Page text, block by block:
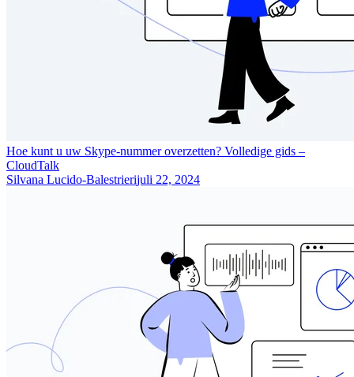
Hoe kunt u uw Skype-nummer overzetten? Volledige gids –
CloudTalk
Silvana Lucido-Balestrierijuli 22, 2024